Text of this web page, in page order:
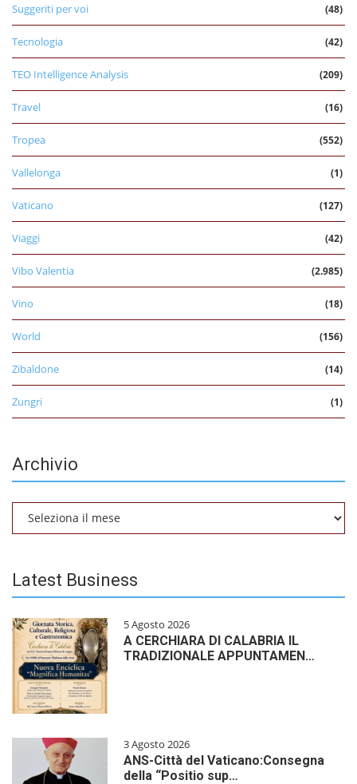
Suggeriti per voi (48)
Tecnologia (42)
TEO Intelligence Analysis (209)
Travel (16)
Tropea (552)
Vallelonga (1)
Vaticano (127)
Viaggi (42)
Vibo Valentia (2.985)
Vino (18)
World (156)
Zibaldone (14)
Zungri (1)
Archivio
Archivio
Latest Business
5 Agosto 2026
A CERCHIARA DI CALABRIA IL
TRADIZIONALE APPUNTAMEN…
3 Agosto 2026
ANS-Città del Vaticano:Consegna
della “Positio sup…